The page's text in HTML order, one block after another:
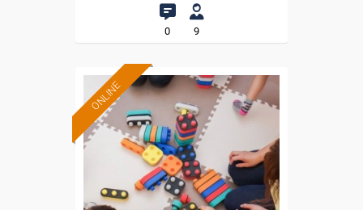
0 9
ONLINE
Formación 100%
subvencionada.
Para desempleados,
trabajadores y autónomos.